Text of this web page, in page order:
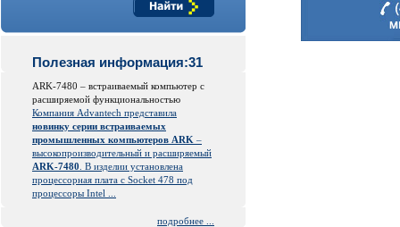
Полезная информация:31
ARK-7480 – встраиваемый компьютер с
расширяемой функциональностью
Компания Advantech представила
новинку серии встраиваемых
промышленных компьютеров ARK –
высокопроизводительный и расширяемый
ARK-7480 . В изделии установлена
процессорная плата с Socket 478 под
процессоры Intel ...
подробнее ...